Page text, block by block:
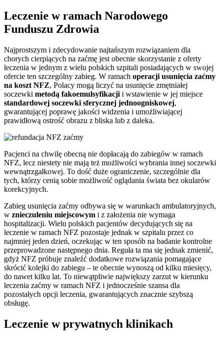
Leczenie w ramach Narodowego
Funduszu Zdrowia
Najprostszym i zdecydowanie najtańszym rozwiązaniem dla
chorych cierpiących na zaćmę jest obecnie skorzystanie z oferty
leczenia w jednym z wielu polskich szpitali posiadających w swojej
ofercie ten szczególny zabieg. W ramach operacji usunięcia zaćmy
na koszt NFZ, Polacy mogą liczyć na usunięcie zmętniałej
soczewki metodą fakoemulsyfikacji i wstawienie w jej miejsce
standardowej soczewki sferycznej jednoogniskowej,
gwarantującej poprawę jakości widzenia i umożliwiającej
prawidłową ostrość obrazu z bliska lub z daleka.
Pacjenci na chwilę obecną nie dopłacają do zabiegów w ramach
NFZ, lecz niestety nie mają też możliwości wybrania innej soczewki
wewnątrzgałkowej. To dość duże ograniczenie, szczególnie dla
tych, którzy cenią sobie możliwość oglądania świata bez okularów
korekcyjnych.
Zabieg usunięcia zaćmy odbywa się w warunkach ambulatoryjnych,
w znieczuleniu miejscowym i z założenia nie wymaga
hospitalizacji. Wielu polskich pacjentów decydujących się na
leczenie w ramach NFZ pozostaje jednak w szpitalu przez co
najmniej jeden dzień, oczekując w ten sposób na badanie kontrolne
przeprowadzone następnego dnia. Reguła ta ma się jednak zmienić,
gdyż NFZ próbuje znaleźć dodatkowe rozwiązania pomagające
skrócić kolejki do zabiegu – te obecnie wynoszą od kilku miesięcy,
do nawet kilku lat. To niewątpliwie największy zarzut w kierunku
leczenia zaćmy w ramach NFZ i jednocześnie szansa dla
pozostałych opcji leczenia, gwarantujących znacznie szybszą
obsługę.
Leczenie w prywatnych klinikach